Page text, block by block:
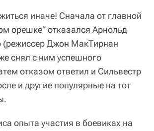
иначе! Сначала от главной
орешке” отказался Арнольд
(режиссер Джон МакТирнан
снял с ним успешного
отказом ответил и Сильвестр
и другие популярные на тот
опыта участия в боевиках на